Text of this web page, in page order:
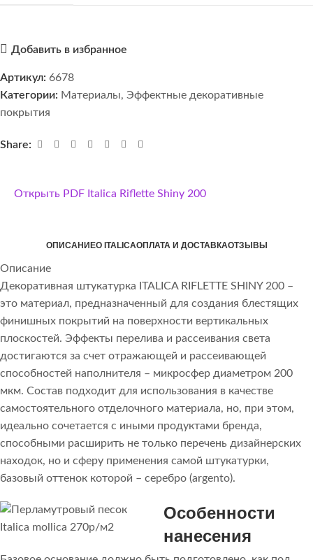
Добавить в избранное
Артикул: 6678
Категории: Материалы, Эффектные декоративные
покрытия
Share:
Открыть PDF Italica Riflette Shiny 200
ОПИСАНИЕО ITALICAОПЛАТА И ДОСТАВКАОТЗЫВЫ
Описание
Декоративная штукатурка ITALICA RIFLETTE SHINY 200 –
это материал, предназначенный для создания блестящих
финишных покрытий на поверхности вертикальных
плоскостей. Эффекты перелива и рассеивания света
достигаются за счет отражающей и рассеивающей
способностей наполнителя – микросфер диаметром 200
мкм. Состав подходит для использования в качестве
самостоятельного отделочного материала, но, при этом,
идеально сочетается с иными продуктами бренда,
способными расширить не только перечень дизайнерских
находок, но и сферу применения самой штукатурки,
базовый оттенок которой – серебро (argento).
Особенности
нанесения